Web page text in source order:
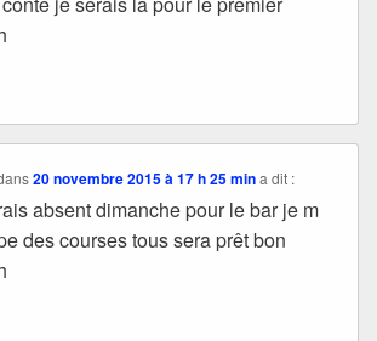
20 novembre 2015 à 17 h 25 min a dit :
absent dimanche pour le bar je m
des courses tous sera prêt bon